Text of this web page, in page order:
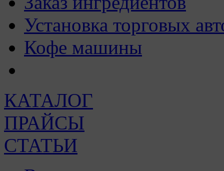
Установка торговых
Кофе машины
КАТАЛОГ
ПРАЙСЫ
СТАТЬИ